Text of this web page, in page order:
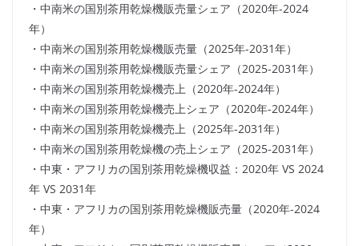
・中南米の国別茶用乾燥機販売量シェア（2020年-2024
年）
・中南米の国別茶用乾燥機販売量（2025年-2031年）
・中南米の国別茶用乾燥機販売量シェア（2025-2031年）
・中南米の国別茶用乾燥機売上（2020年-2024年）
・中南米の国別茶用乾燥機売上シェア（2020年-2024年）
・中南米の国別茶用乾燥機売上（2025年-2031年）
・中南米の国別茶用乾燥機の売上シェア（2025-2031年）
・中東・アフリカの国別茶用乾燥機収益：2020年 VS 2024
年 VS 2031年
・中東・アフリカの国別茶用乾燥機販売量（2020年-2024
年）